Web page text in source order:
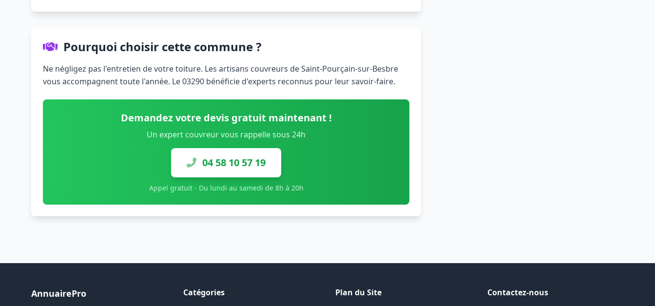
Pourquoi choisir cette commune ?
Ne négligez pas l'entretien de votre toiture. Les artisans couvreurs de Saint-Pourçain-sur-Besbre
vous accompagnent toute l'année. Le 03290 bénéficie d'experts reconnus pour leur savoir-faire.
Demandez votre devis gratuit maintenant !
Un expert couvreur vous rappelle sous 24h
04 58 10 57 19
Appel gratuit - Du lundi au samedi de 8h à 20h
AnnuairePro Catégories Plan du Site Contactez-nous